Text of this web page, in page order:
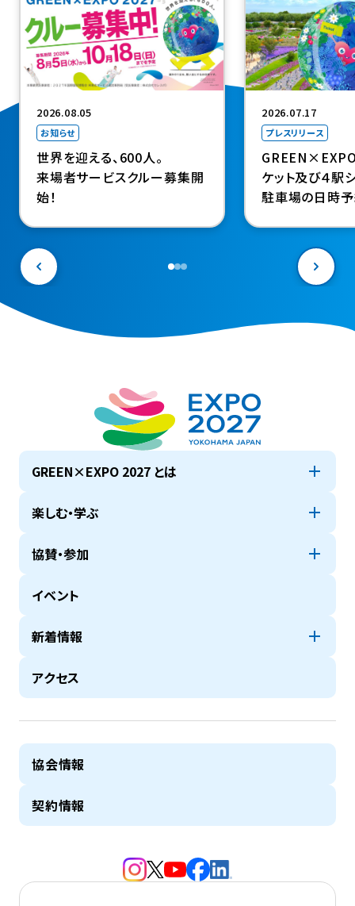
2026.08.05
お知らせ
世界を迎える、600人。
来場者サービスクルー募集開
始！
2026.07.17
プレスリリース
ケット及び４駅
駐車場の日時
年前の９月18
ート～
GREEN×EXPO 2027 とは
楽しむ・学ぶ
協賛・参加
イベント
新着情報
アクセス
協会情報
契約情報
（新規タブで開きます）
（新規タブで開きます）
（新規タブで開きます）